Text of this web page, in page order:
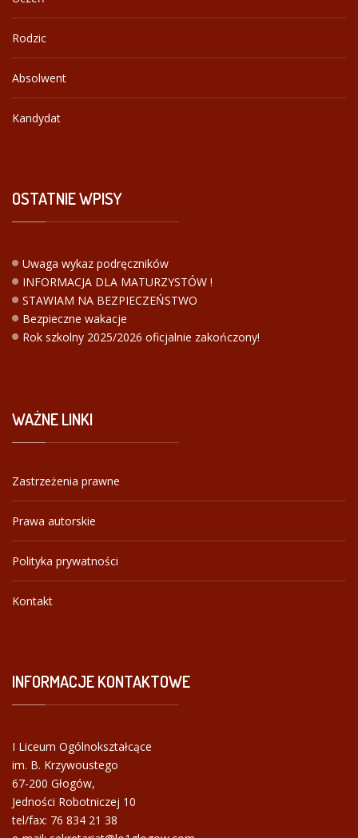
Rodzic
Absolwent
Kandydat
OSTATNIEWPISY
Uwaga wykaz podręczników
INFORMACJA DLA MATURZYSTÓW !
STAWIAM NA BEZPIECZEŃSTWO
Bezpieczne wakacje
Rok szkolny 2025/2026 oficjalnie zakończony!
WAŻNELINKI
Zastrzeżenia prawne
Prawa autorskie
Polityka prywatności
Kontakt
INFORMACJEKONTAKTOWE
I Liceum Ogólnokształcące
im. B. Krzywoustego
67-200 Głogów,
Jedności Robotniczej 10
tel/fax: 76 834 21 38